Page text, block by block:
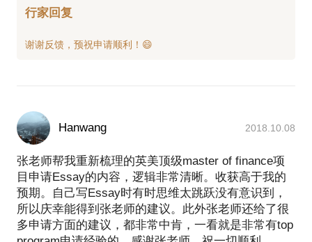
行家回复
Hanwang 2018.10.08
张老师帮我重新梳理的英美顶级master of finance项
目申请Essay的内容，逻辑非常清晰。收获高于我的
预期。自己写Essay时有时思维太跳跃没有意识到，
所以庆幸能得到张老师的建议。此外张老师还给了很
多申请方面的建议，都非常中肯，一看就是非常有top